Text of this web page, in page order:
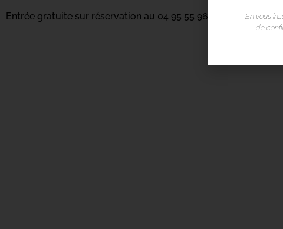
Entrée gratuite sur réservation au 04 95 55 96 71 –
En vous
de